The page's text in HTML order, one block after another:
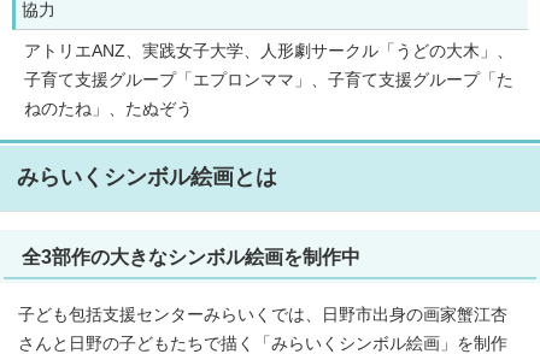
協力
アトリエANZ、実践女子大学、人形劇サークル「うどの大木」、
子育て支援グループ「エプロンママ」、子育て支援グループ「た
ねのたね」、たぬぞう
みらいくシンボル絵画とは
全3部作の大きなシンボル絵画を制作中
子ども包括支援センターみらいくでは、日野市出身の画家蟹江杏
さんと日野の子どもたちで描く「みらいくシンボル絵画」を制作